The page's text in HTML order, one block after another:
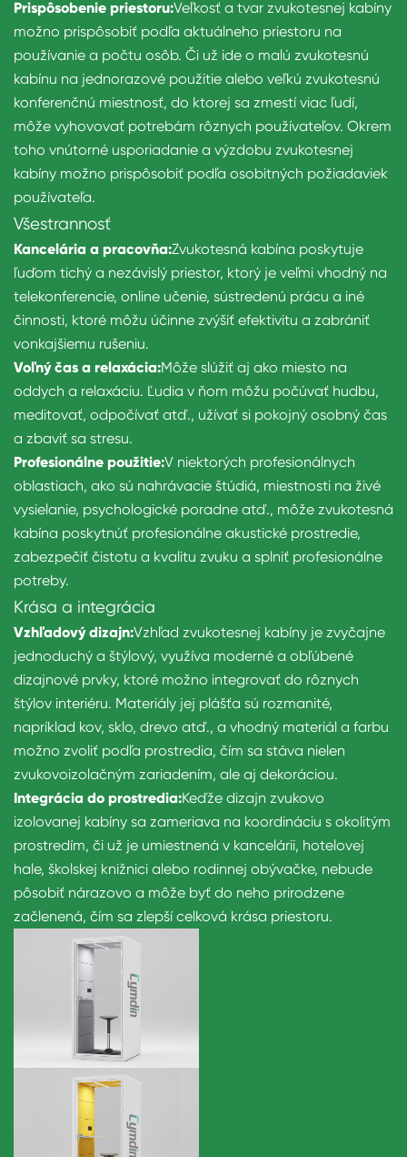
Prispôsobenie priestoru:Veľkosť a tvar zvukotesnej kabíny
možno prispôsobiť podľa aktuálneho priestoru na
používanie a počtu osôb. Či už ide o malú zvukotesnú
kabínu na jednorazové použitie alebo veľkú zvukotesnú
konferenčnú miestnosť, do ktorej sa zmestí viac ľudí,
môže vyhovovať potrebám rôznych používateľov. Okrem
toho vnútorné usporiadanie a výzdobu zvukotesnej
kabíny možno prispôsobiť podľa osobitných požiadaviek
používateľa.
Všestrannosť
Kancelária a pracovňa:Zvukotesná kabína poskytuje
ľuďom tichý a nezávislý priestor, ktorý je veľmi vhodný na
telekonferencie, online učenie, sústredenú prácu a iné
činnosti, ktoré môžu účinne zvýšiť efektivitu a zabrániť
vonkajšiemu rušeniu.
Voľný čas a relaxácia:Môže slúžiť aj ako miesto na
oddych a relaxáciu. Ľudia v ňom môžu počúvať hudbu,
meditovať, odpočívať atď., užívať si pokojný osobný čas
a zbaviť sa stresu.
Profesionálne použitie:V niektorých profesionálnych
oblastiach, ako sú nahrávacie štúdiá, miestnosti na živé
vysielanie, psychologické poradne atď., môže zvukotesná
kabína poskytnúť profesionálne akustické prostredie,
zabezpečiť čistotu a kvalitu zvuku a splniť profesionálne
potreby.
Krása a integrácia
Vzhľadový dizajn:Vzhľad zvukotesnej kabíny je zvyčajne
jednoduchý a štýlový, využíva moderné a obľúbené
dizajnové prvky, ktoré možno integrovať do rôznych
štýlov interiéru. Materiály jej plášťa sú rozmanité,
napríklad kov, sklo, drevo atď., a vhodný materiál a farbu
možno zvoliť podľa prostredia, čím sa stáva nielen
zvukovoizolačným zariadením, ale aj dekoráciou.
Integrácia do prostredia:Keďže dizajn zvukovo
izolovanej kabíny sa zameriava na koordináciu s okolitým
prostredím, či už je umiestnená v kancelárii, hotelovej
hale, školskej knižnici alebo rodinnej obývačke, nebude
pôsobiť nárazovo a môže byť do neho prirodzene
začlenená, čím sa zlepší celková krása priestoru.